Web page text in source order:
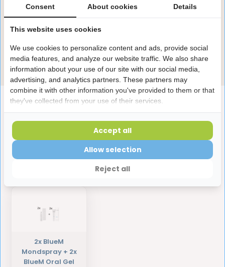
Productomschrijving
Onze specialisten helpen je graag! Spreek ons aan
Stuur e-mail
Laatst bekeken producten
2x BlueM
Mondspray + 2x
BlueM Oral Gel
Consent About cookies Details
This website uses cookies
We use cookies to personalize content and ads, provide social
media features, and analyze our website traffic. We also share
information about your use of our site with our social media,
advertising, and analytics partners. These partners may
combine it with other information you've provided to them or that
they've collected from your use of their services.
Reject all
Allow selection
Accept all